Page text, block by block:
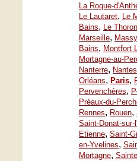
La Roque-
Le Lautaret, Le
Bains, Le
Marseille, Massy
Bains, Montfort
Mortagne-au-
Nanterre, Nantes
Orléans, Paris,
Pervenchères,
Préaux-du-
Rennes, Rouen,
Saint-Donat-sur-
Etienne, Saint-
en-Yvelines,
Mortagne,